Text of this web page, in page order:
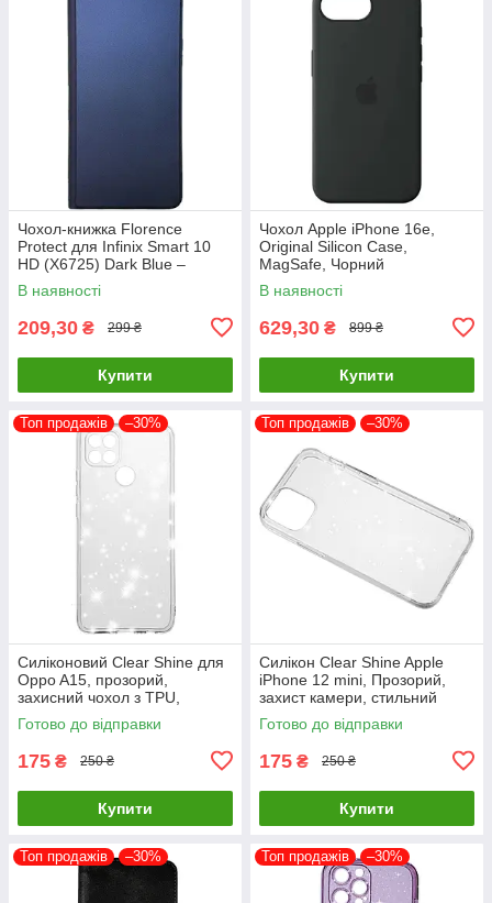
Чохол-книжка Florence
Protect для Infinix Smart 10
HD (X6725) Dark Blue –
стильний та надійний захист
смартфона з магнітно
В наявності
209,30 ₴ 299 ₴
Купити
Чохол Apple iPhone 16e,
Original Silicon Case,
MagSafe, Чорний
В наявності
629,30 ₴ 899 ₴
Купити
Топ продажів –30%
Силіконовий Clear Shine для
Oppo A15, прозорий,
захисний чохол з TPU,
оригінальний стиль
Готово до відправки
175 ₴ 250 ₴
Купити
Топ продажів –30%
Силікон Clear Shine Apple
iPhone 12 mini, Прозорий,
захист камери, стильний
дизайн
Готово до відправки
175 ₴ 250 ₴
Купити
Топ продажів –30% Топ продажів –30%